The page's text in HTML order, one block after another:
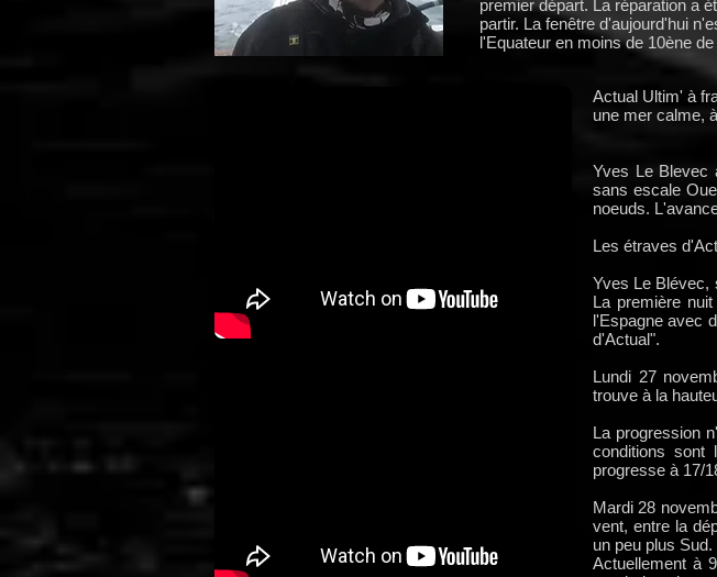
premier départ. La réparation a
partir. La fenêtre d'aujourd'hui
l'Equateur en moins de 10ène de
Actual Ultim' à
une mer calme,
Yves Le Blevec
sans escale
noeuds.
Les étraves
Yves Le Blévec,
La première
l'Espagne avec
d'Actual".
Lundi 27
trouve à la
La progression
conditions sont
progresse à 17/
Mardi 28
vent, entre la
un peu plus Sud.
Actuellement à